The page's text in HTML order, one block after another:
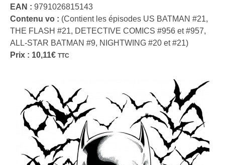
EAN : 9791026815143
Contenu vo : (Contient les épisodes US BATMAN #21,
THE FLASH #21, DETECTIVE COMICS #956 et #957,
ALL-STAR BATMAN #9, NIGHTWING #20 et #21)
Prix : 10,11€ TTC